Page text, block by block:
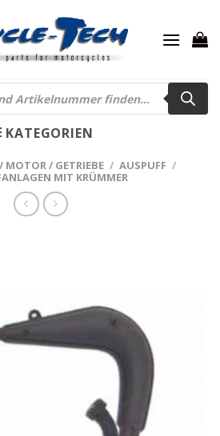
KATEGORIEN
MOTOR / GETRIEBE / AUSPUFF /
MIT KRÜMMER